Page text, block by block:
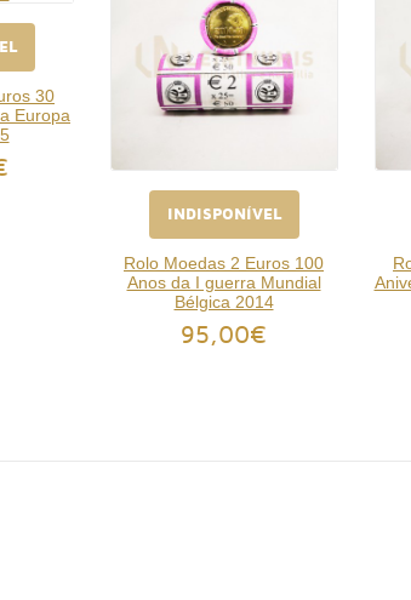
30
Europa
INDISPONÍVEL
Rolo Moedas 2 Euros 100
Anos da I guerra Mundial
Bélgica 2014
95,00€